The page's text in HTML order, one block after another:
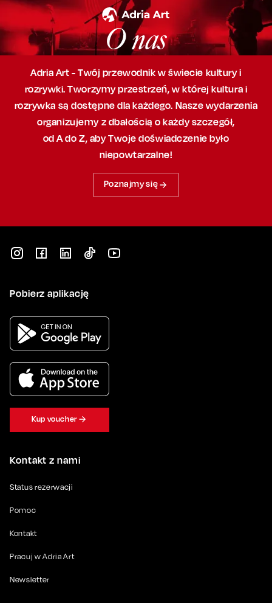
O nas
Adria Art - Twój przewodnik w świecie kultury i
rozrywki. Tworzymy przestrzeń,w której kultura i
rozrywka są dostępne dla każdego. Nasze wydarzenia
organizujemy z dbałością o każdy szczegół,
od A do Z, abyTwoje doświadczenie było
niepowtarzalne!
Poznajmy się
Kontakt z nami
Status rezerwacji
Pomoc
Kontakt
Pracuj w Adria Art
Newsletter
Pobierz aplikację
Kup voucher